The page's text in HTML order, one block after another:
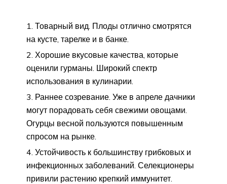
Товарный вид. Плоды отлично смотрятся
на кусте, тарелке и в банке.
Хорошие вкусовые качества, которые
оценили гурманы. Широкий спектр
использования в кулинарии.
Раннее созревание. Уже в апреле дачники
могут порадовать себя свежими овощами.
Огурцы весной пользуются повышенным
спросом на рынке.
Устойчивость к большинству грибковых и
инфекционных заболеваний. Селекционеры
привили растению крепкий иммунитет.